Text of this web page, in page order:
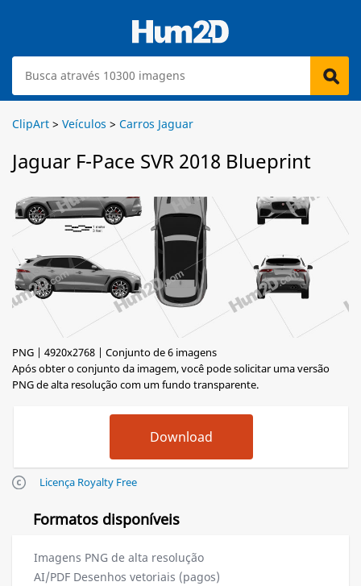
ClipArt > Veículos > Carros Jaguar
Jaguar F-Pace SVR 2018 Blueprint
PNG | 4920x2768 | Conjunto de 6 imagens
Após obter o conjunto da imagem, você pode solicitar uma versão
PNG de alta resolução com um fundo transparente.
Licença Royalty Free
Formatos disponíveis
Imagens PNG de alta resolução
AI/PDF Desenhos vetoriais (pagos)